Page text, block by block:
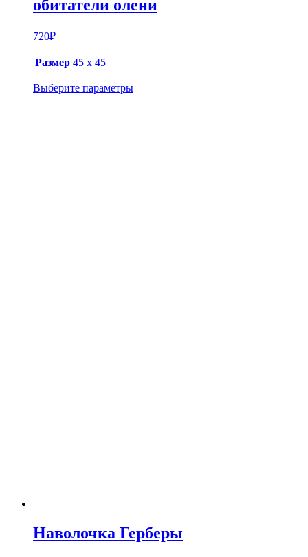
обитатели олени
720₽
Размер 45 х 45
Выберите параметры
Наволочка Герберы